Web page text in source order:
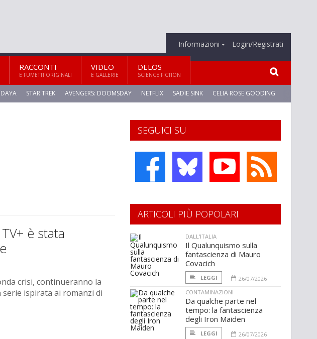
Informazioni Login/Registrati
RACCONTI
E FUMETTI ORIGINALI
VIDEO
E GALLERIE
DELOS
SCIENCE FICTION
STAR TREK AVENGERS: DOOMSDAY NETFLIX SADIE SINK CELIA ROSE GOODING
è stata
crisi, continueranno la
ispirata ai romanzi di
SEGUICI SU
ARTICOLI PIÙ POPOLARI
DALL'ITALIA
Il Qualunquismo sulla
fantascienza di Mauro
Covacich
LEGGI
26/07/2026
CONTAMINAZIONI
Da qualche parte nel
tempo: la fantascienza
degli Iron Maiden
LEGGI
26/07/2026